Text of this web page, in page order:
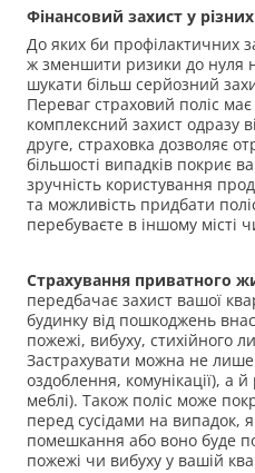
Фінансовий захист у
До яких би профілактичних
ж зменшити ризики до нуля
шукати більш серйозний
Переваг страховий поліс
комплексний захист одразу
друге, страховка дозволяє
більшості випадків покриє
зручність користування
та можливість придбати
перебуваєте в іншому місті
Страхування приватного
передбачає захист вашої
будинку від пошкоджень
пожежі, вибуху, стихійного
Застрахувати можна не лише
оздоблення, комунікації), а
меблі). Також поліс може
перед сусідами на випадок,
помешкання або воно буде
пожежі чи вибуху у вашій